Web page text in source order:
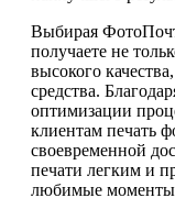
Выбирая
получаете не
высокого
средства.
оптимизации
клиентам печать
своевременной
печати легким и
любимые